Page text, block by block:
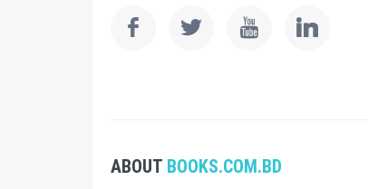
ABOUT BOOKS.COM.BD